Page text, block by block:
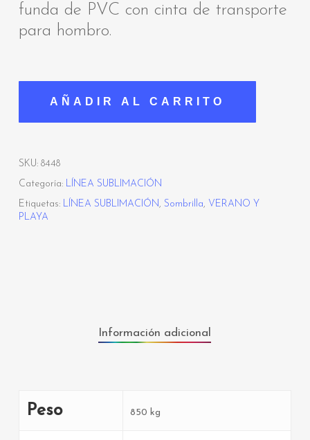
funda de PVC con cinta de transporte
para hombro.
AÑADIR AL CARRITO
SKU: 8448
Categoría: LÍNEA SUBLIMACIÓN
Etiquetas: LÍNEA SUBLIMACIÓN, Sombrilla, VERANO Y
PLAYA
Información adicional
Peso 850 kg